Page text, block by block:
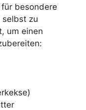
besondere
selbst zu
um einen